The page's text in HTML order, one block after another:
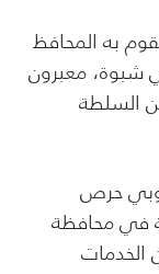
به المحافظ
شبوة، معبرون
السلطة
حرص
في محافظة
الخدمات